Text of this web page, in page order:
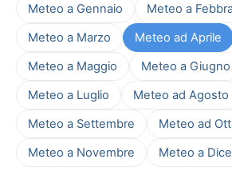
Meteo a Gennaio
Meteo a
Meteo a Marzo
Meteo ad Aprile
Meteo a Maggio
Meteo a Giugno
Meteo a Luglio
Meteo ad Agosto
Meteo a Settembre
Meteo ad
Meteo a Novembre
Meteo a